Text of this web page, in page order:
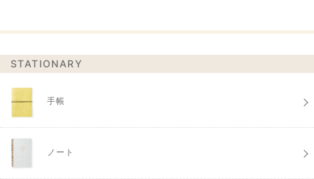
STATIONARY
手帳
ノート